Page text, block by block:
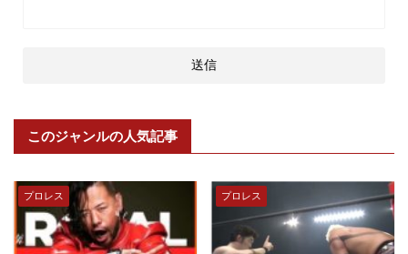
このジャンルの人気記事
プロレス プロレス